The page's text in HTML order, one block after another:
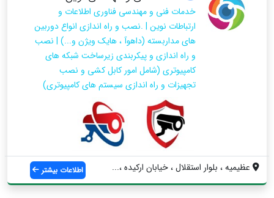
خدمات فنی و مهندسی فناوری اطلاعات و
ارتباطات نوین | .نصب و راه اندازی انواع دوربین
های مداربسته (داهوآ ، هایک ویژن و...) | نصب
و راه اندازی و پیکربندی زیرساخت شبکه های
کامپیوتری (شامل امور کابل کشی و نصب
تجهیزات و راه اندازی سیستم های کامپیوتری)
عظیمیه ، بلوار استقلال ، خیابان ارکیده ،... اطلاعات بیشتر